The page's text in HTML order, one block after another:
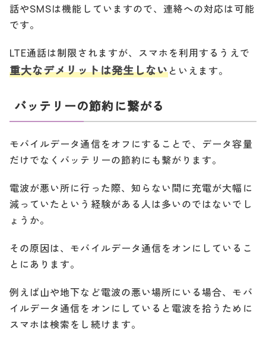
話やSMSは機能していますので、連絡への対応は可能
です。
LTE通話は制限されますが、スマホを利用するうえで
重大なデメリットは発生しないといえます。
バッテリーの節約に繋がる
モバイルデータ通信をオフにすることで、データ容量
だけでなくバッテリーの節約にも繋がります。
電波が悪い所に行った際、知らない間に充電が大幅に
減っていたという経験がある人は多いのではないでし
ょうか。
その原因は、モバイルデータ通信をオンにしているこ
とにあります。
例えば山や地下など電波の悪い場所にいる場合、モバ
イルデータ通信をオンにしていると電波を拾うために
スマホは検索をし続けます。